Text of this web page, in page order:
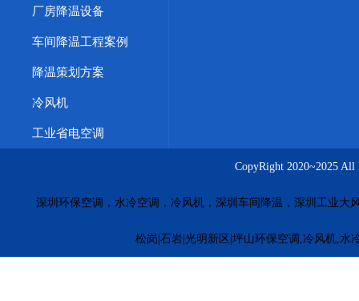
厂房降温设备
车间降温工程案例
降温策划方案
冷风机
工业省电空调
CopyRight 2020~2025
深圳环保空调，水冷空调，冷风机，深圳车间降温，深圳工业大
松岗|石岩|光明新区|坪山环保空调,冷风机,水